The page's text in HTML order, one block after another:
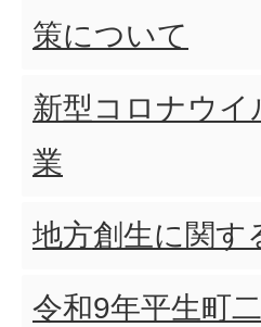
策について
新型コロナウイ
業
地方創生に関す
令和9年平生町